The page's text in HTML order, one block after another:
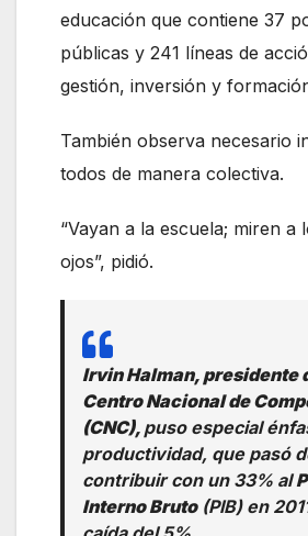
educación que contiene 37
públicas y 241 líneas de
gestión, inversión y
También observa necesario
todos de manera colectiva.
“Vayan a la escuela; miren a
ojos”, pidió.
Irvin Halman, presidente
Centro Nacional de
(CNC), puso especial
productividad, que pasó
contribuir con un 33% al
Interno Bruto(PIB) en